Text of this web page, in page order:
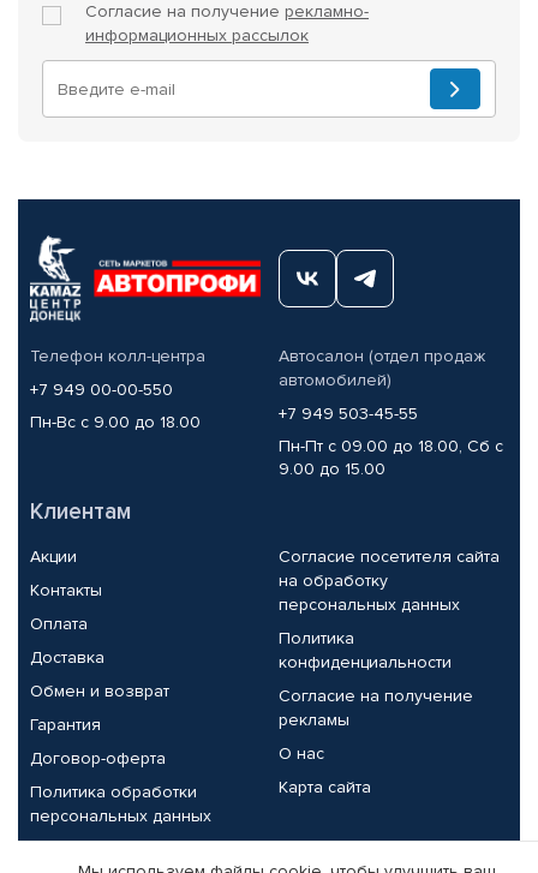
Согласие на получение рекламно-
информационных рассылок
Телефон колл-центра
+7 949 00-00-550
Пн-Вс с 9.00 до 18.00
Автосалон (отдел продаж
автомобилей)
+7 949 503-45-55
Пн-Пт с 09.00 до 18.00, Сб с
9.00 до 15.00
Клиентам
Акции
Контакты
Оплата
Доставка
Обмен и возврат
Гарантия
Договор-оферта
Политика обработки
персональных данных
Согласие посетителя сайта
на обработку
персональных данных
Политика
конфиденциальности
Согласие на получение
рекламы
О нас
Карта сайта